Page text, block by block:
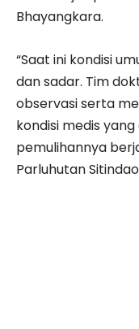
Bhayangkara.
“Saat ini kondisi
dan sadar. Tim
observasi serta
kondisi medis
pemulihannya
Parluhutan